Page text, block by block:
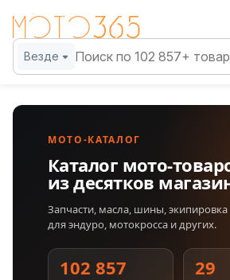
Везде
МОТО-КАТАЛОГ
Каталог мото-
из десятков
Запчасти, масла, шины, экипировка
для эндуро, мотокросса и других.
102 857 29